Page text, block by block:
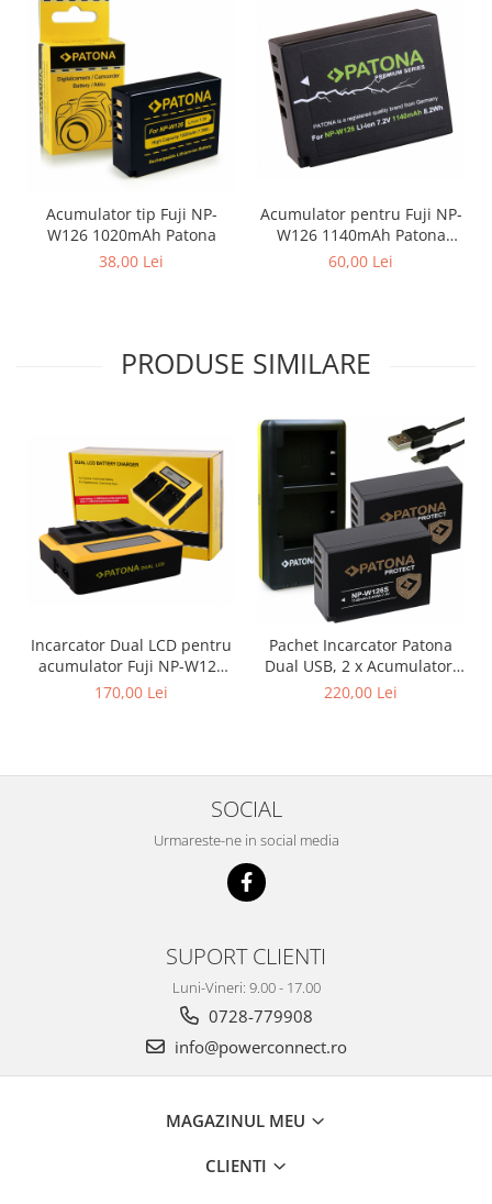
Acumulator tip Fuji NP-
W126 1020mAh Patona
38,00 Lei
Acumulator pentru Fuji NP-
W126 1140mAh Patona
Premium
60,00 Lei
PRODUSE SIMILARE
Incarcator Dual LCD pentru
acumulator Fuji NP-W126
Patona
170,00 Lei
Pachet Incarcator Patona
Dual USB, 2 x Acumulatori
Patona Protect NP-W126S
220,00 Lei
SOCIAL
Urmareste-ne in social media
SUPORT CLIENTI
Luni-Vineri: 9.00 - 17.00
0728-779908
info@powerconnect.ro
MAGAZINUL MEU
CLIENTI